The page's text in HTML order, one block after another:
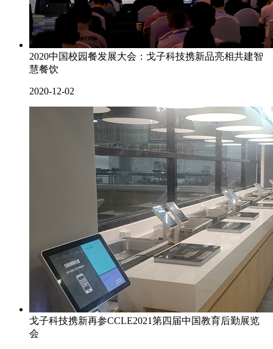
2020中国校园餐发展大会：戈子科技携新品亮相共建智
慧餐饮
2020-12-02
戈子科技携新再参CCLE2021第四届中国教育后勤展览
会